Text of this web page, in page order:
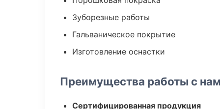
Зуборезные работы
Гальваническое покрытие
Изготовление оснастки
Преимущества работы с
Сертифицированная продукция